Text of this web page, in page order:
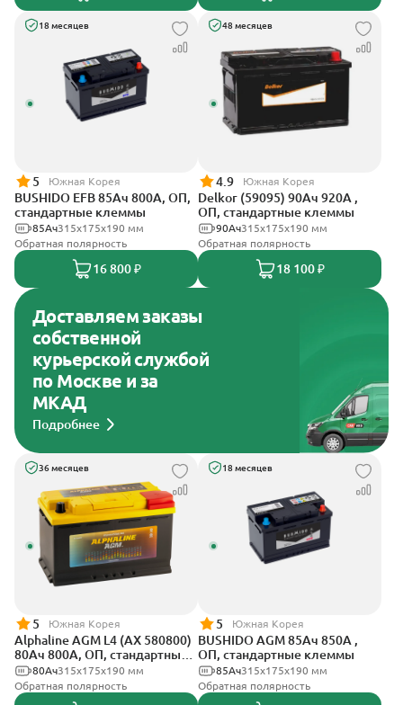
18 месяцев
5 Южная Корея
BUSHIDO EFB 85Ач 800А, ОП,
стандартные клеммы
315x175x190 мм
85Ач
Обратная полярность
16 800 ₽
48 месяцев
4.9 Южная Корея
Delkor (59095) 90Ач 920А ,
ОП, стандартные клеммы
315x175x190 мм
90Ач
Обратная полярность
18 100 ₽
Доставляем заказы
собственной
курьерской службой
по Москве и за
МКАД
Подробнее
36 месяцев
5 Южная Корея
Alphaline AGM L4 (AX 580800)
80Ач 800А, ОП, стандартные
клеммы315х175х190 мм
80Ач
Обратная полярность
18 месяцев
5 Южная Корея
BUSHIDO AGM 85Ач 850А ,
ОП, стандартные клеммы
315x175x190 мм
85Ач
Обратная полярность